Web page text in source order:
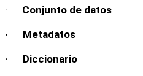
· Conjunto de datos
· Metadatos
· Diccionario